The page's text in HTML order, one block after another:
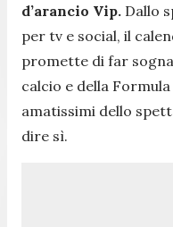
d’arancio Vip. Dallo
per tv e social, il
promette di far
calcio e della
amatissimi dello
dire sì.